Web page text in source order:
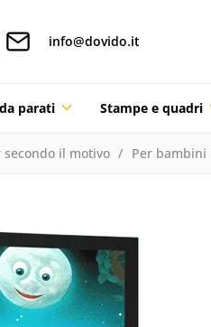
info@dovido.it
parati Stampe e quadri
secondo il motivo Per bambini